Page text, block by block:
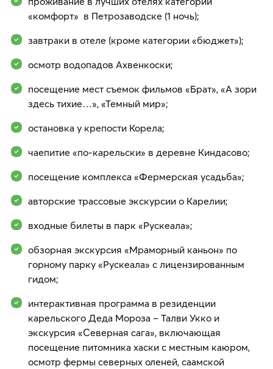
«комфорт» в Петрозаводске (1 ночь);
завтраки в отеле (кроме категории «бюджет»);
осмотр водопадов Ахвенкоски;
посещение мест съемок фильмов «Брат», «А зори
здесь тихие…», «Темный мир»;
остановка у крепости Корела;
чаепитие «по-карельски» в деревне Киндасово;
посещение комплекса «Фермерская усадьба»;
авторские трассовые экскурсии о Карелии;
входные билеты в парк «Рускеала»;
обзорная экскурсия «Мраморный каньон» по
горному парку «Рускеала» с лицензированным
гидом;
интерактивная программа в резиденции
карельского Деда Мороза – Талви Укко и
экскурсия «Северная сага», включающая
посещение питомника хаски с местным каюром,
осмотр фермы северных оленей, саамской